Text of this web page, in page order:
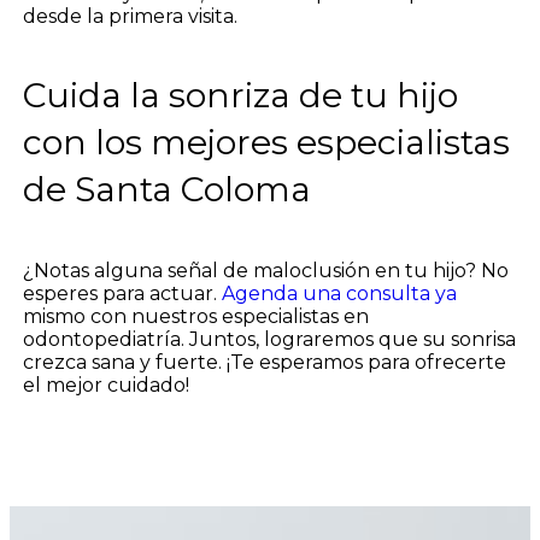
desde la primera visita.
Cuida la sonriza de tu hijo
con los mejores especialistas
de Santa Coloma
¿Notas alguna señal de maloclusión en tu hijo? No
esperes para actuar. Agenda una consulta ya
mismo con nuestros especialistas en
odontopediatría. Juntos, lograremos que su sonrisa
crezca sana y fuerte. ¡Te esperamos para ofrecerte
el mejor cuidado!